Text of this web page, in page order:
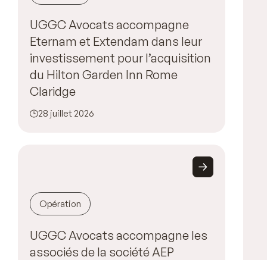
UGGC Avocats accompagne
Eternam et Extendam dans leur
investissement pour l’acquisition
du Hilton Garden Inn Rome
Claridge
28 juillet 2026
Opération
UGGC Avocats accompagne les
associés de la société AEP